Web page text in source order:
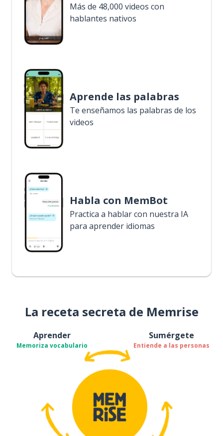
Más de 48,000 videos con
hablantes nativos
Aprende las palabras
Te enseñamos las palabras de los
videos
Habla con MemBot
Practica a hablar con nuestra IA
para aprender idiomas
La receta secreta de Memrise
Aprender
Memoriza vocabulario
Sumérgete
Entiende a las personas